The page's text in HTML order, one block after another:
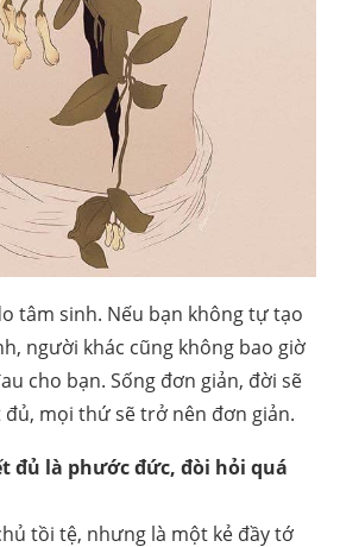
tâm sinh. Nếu bạn không tự tạo
người khác cũng không bao giờ
cho bạn. Sống đơn giản, đời sẽ
mọi thứ sẽ trở nên đơn giản.
đủ là phước đức, đòi hỏi quá
tồi tệ, nhưng là một kẻ đầy tớ